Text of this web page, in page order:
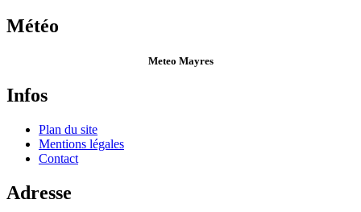
Météo
Meteo Mayres
Infos
Plan du site
Mentions légales
Contact
Adresse